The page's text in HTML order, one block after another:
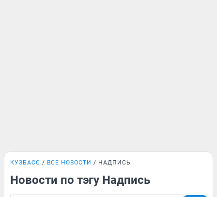
КУЗБАСС ВСЕ НОВОСТИ НАДПИСЬ
Новости по тэгу Надпись